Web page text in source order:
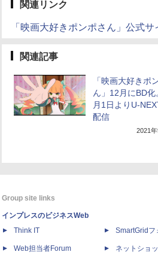
関連リンク
「映画大好きポンポさん」公式サ
関連記事
「映画大好きポ
ん」12月にBD化
月1日よりU-
配信
2021
Group site links
インプレスのビジネスWeb
Think IT
Web担当者Forum
SmartGridフ
ネットショ